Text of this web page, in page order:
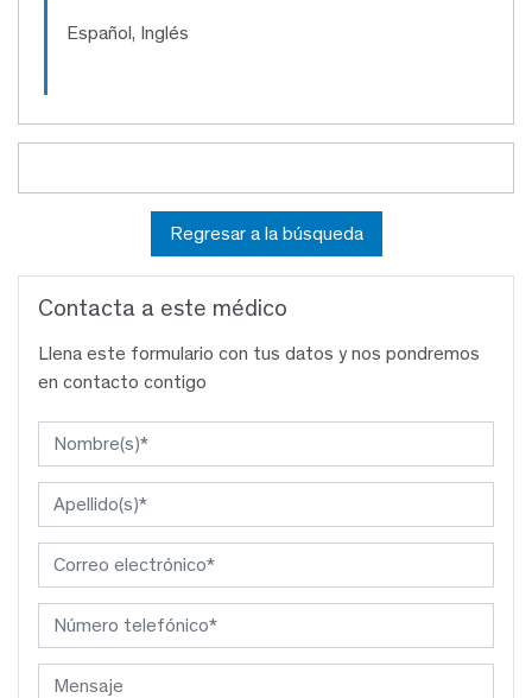
Español, Inglés
Regresar a la búsqueda
Contacta a este médico
Llena este formulario con tus datos y nos pondremos
en contacto contigo